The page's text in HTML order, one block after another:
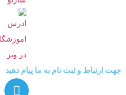
جهت ارتباط و ثبت نام به ما پیام دهید